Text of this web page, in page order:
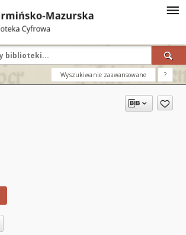
Wyszukiwanie zaawansowane ?